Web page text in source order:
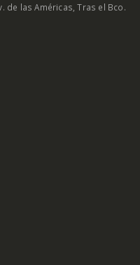
de las Américas, Tras el Bco.